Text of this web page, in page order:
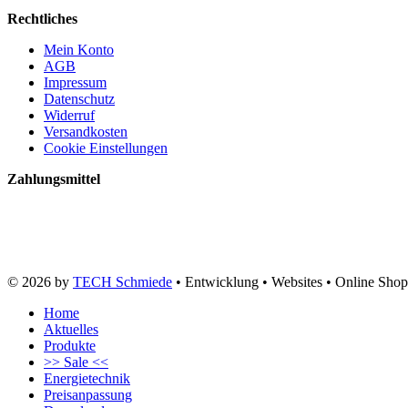
Rechtliches
Mein Konto
AGB
Impressum
Datenschutz
Widerruf
Versandkosten
Cookie Einstellungen
Zahlungsmittel
© 2026 by TECH Schmiede • Entwicklung • Websites • Online
Home
Aktuelles
Produkte
>> Sale <<
Energietechnik
Preisanpassung